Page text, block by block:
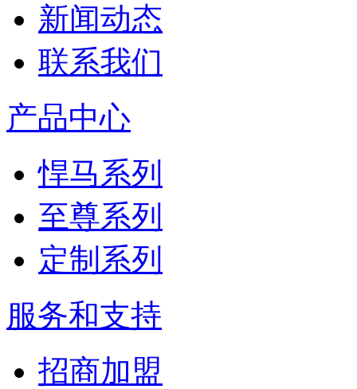
新闻动态
联系我们
产品中心
悍马系列
至尊系列
定制系列
服务和支持
招商加盟